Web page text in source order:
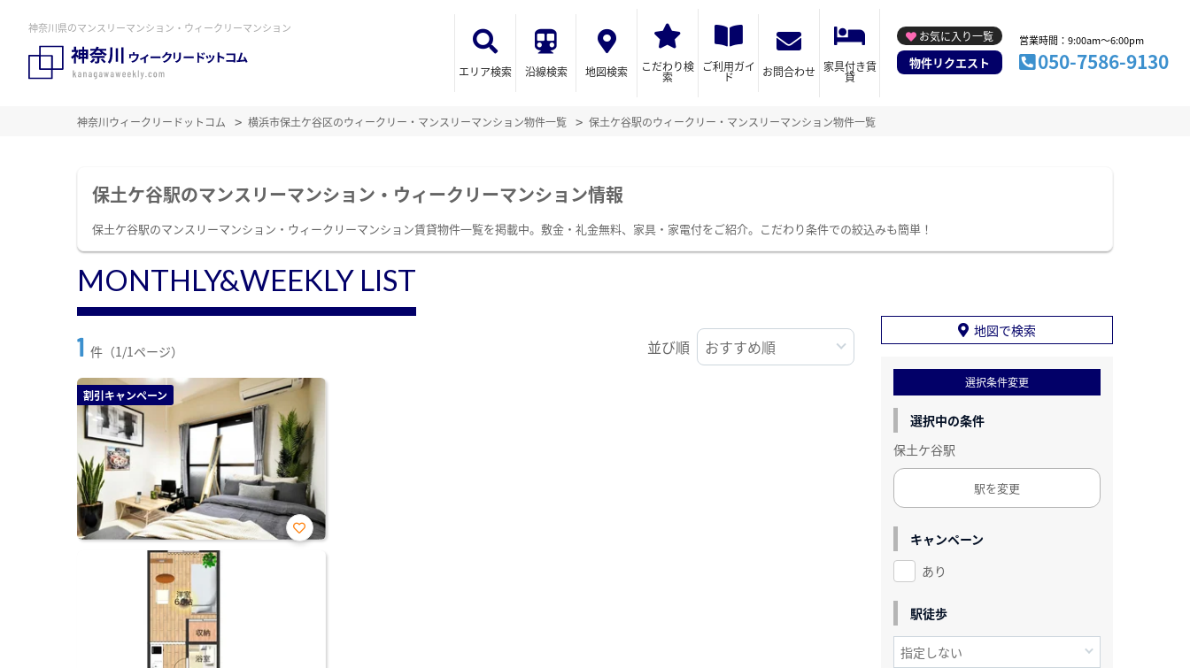
神奈川県のマンスリーマンション・ウィークリーマンション
エリア検索 沿線検索 地図検索 こだわり検
索
ご利用ガイ
ド お問合わせ 家具付き賃
貸
お気に入り一覧
物件リクエスト
営業時間：9:00am～6:00pm
050-7586-9130
神奈川ウィークリードットコム 横浜市保土ケ谷区のウィークリー・マンスリーマンション物件一覧 保土ケ谷駅のウィークリー・マンスリーマンション物件一覧
保土ケ谷駅のマンスリーマンション・ウィークリーマンション情報
保土ケ谷駅のマンスリーマンション・ウィークリーマンション賃貸物件一覧を掲載中。敷金・礼金無料、家具・家電付をご紹介。こだわり条件での絞込みも簡単！
MONTHLY&WEEKLY LIST
1 件（1/1ページ） 並び順
割引キャンペーン
お気
地図で検索
選択条件変更
選択中の条件
保土ケ谷駅
駅を変更
キャンペーン
あり
駅徒歩